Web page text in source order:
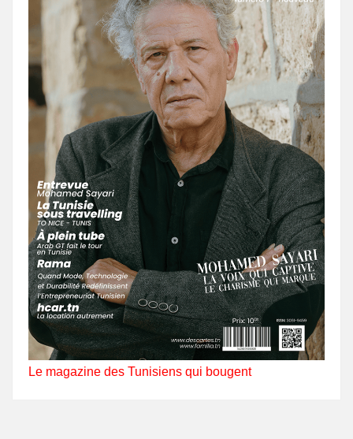
Le magazine des Tunisiens qui bougent